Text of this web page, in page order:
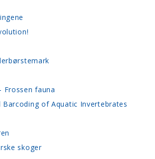
Frossen fauna
Barcoding of Aquatic Invertebrates
skoger